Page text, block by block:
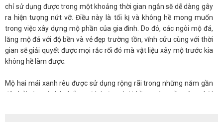
chỉ sử dụng được trong một khoảng thời gian ngắn sẽ dễ dàng gây
ra hiện tượng nứt vỡ. Điều này là tối kị và không hề mong muốn
trong việc xây dựng mộ phần của gia đình. Do đó, các ngôi mộ đá,
lăng mộ đá với độ bền và vẻ đẹp trường tồn, vĩnh cửu cùng với thời
gian sẽ giải quyết được mọi rắc rối đó mà vật liệu xây mộ trước kia
không hề làm được.
Mộ hai mái xanh rêu được sử dụng rộng rãi trong những năm gần
đây bởi vừa có tính thẩm mỹ lại vừa có độ bền trường tồn cùng thời